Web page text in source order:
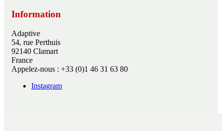
Information
Adaptive
54, rue Perthuis
92140 Clamart
France
Appelez-nous : +33 (0)1 46 31 63 80
Instagram